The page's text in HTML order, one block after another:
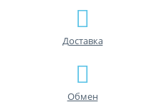
Доставка
Обмен